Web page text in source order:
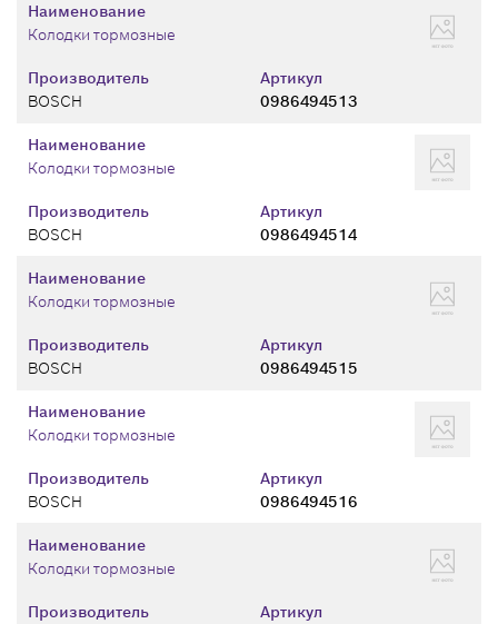
Производитель
BOSCH
Артикул
0986494513
Наименование
Колодки тормозные
Производитель
BOSCH
Артикул
0986494514
Наименование
Колодки тормозные
Производитель
BOSCH
Артикул
0986494515
Наименование
Колодки тормозные
Производитель
BOSCH
Артикул
0986494516
Наименование
Колодки тормозные
Производитель
Артикул
Наименование
Колодки тормозные